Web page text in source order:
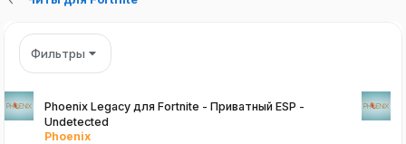
Фильтры
Phoenix Legacy для Fortnite - Приватный ESP -
Undetected
Phoenix